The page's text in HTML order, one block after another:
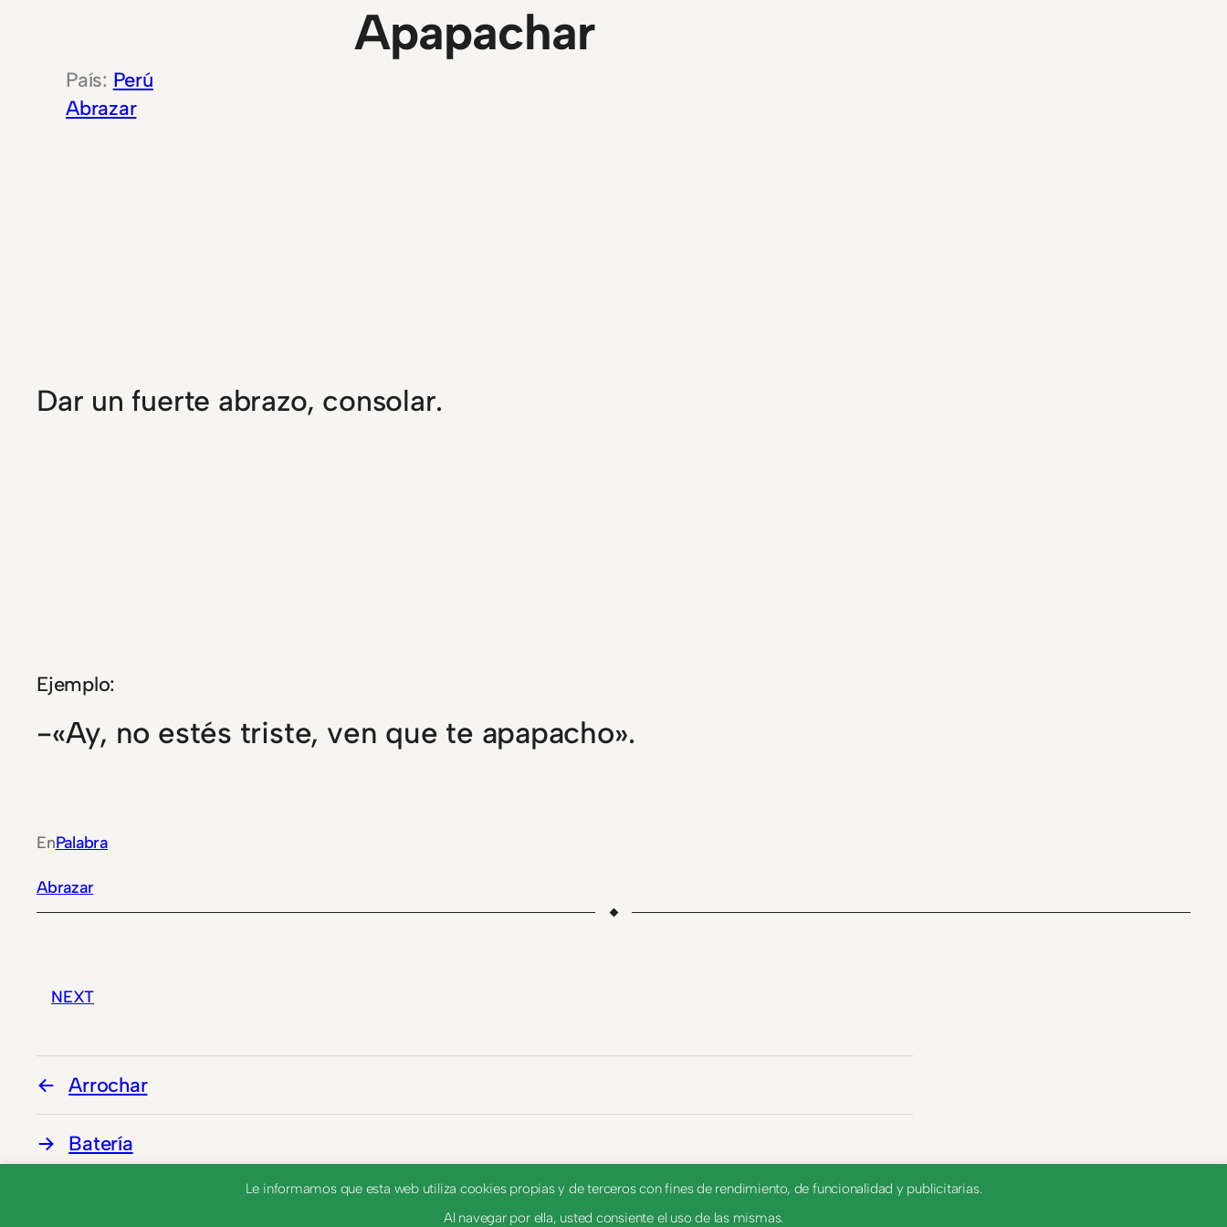
Apapachar
Perú
Abrazar
Dar un fuerte abrazo, consolar.
Ejemplo:
-«Ay, no estés triste, ven que te apapacho».
EnPalabra
Abrazar
NEXT
Arrochar
Batería
Le informamos que esta web utiliza cookies propias y de terceros con fines de rendimiento, de funcionalidad y publicitarias.
Al navegar por ella, usted consiente el uso de las mismas.